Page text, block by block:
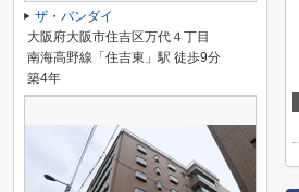
ザ・バンダイ
大阪府大阪市住吉区万代４丁目
南海高野線「住吉東」駅 徒歩9分
築4年